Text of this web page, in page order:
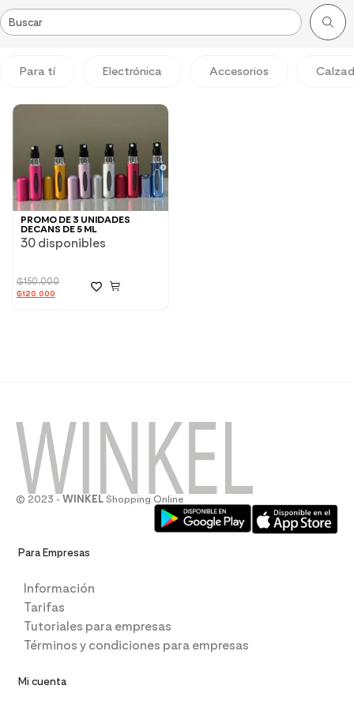
Para tí Electrónica Accesorios
PROMO DE 3 UNIDADES
DECANS DE 5 ML
30 disponibles
₲150.000
₲120.000
© 2023 - WINKEL Shopping Online
Para Empresas
Información
Tarifas
Tutoriales para empresas
Términos y condiciones para empresas
Mi cuenta